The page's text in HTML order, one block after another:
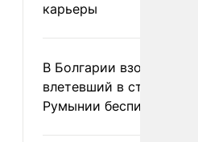
карьеры
В Болгарии взорвался
влетевший в страну из
Румынии беспилотник